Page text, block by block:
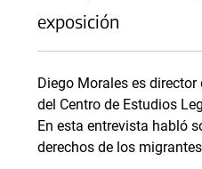
exposición
Diego Morales es
del Centro de Estudios
En esta entrevista habló
derechos de los